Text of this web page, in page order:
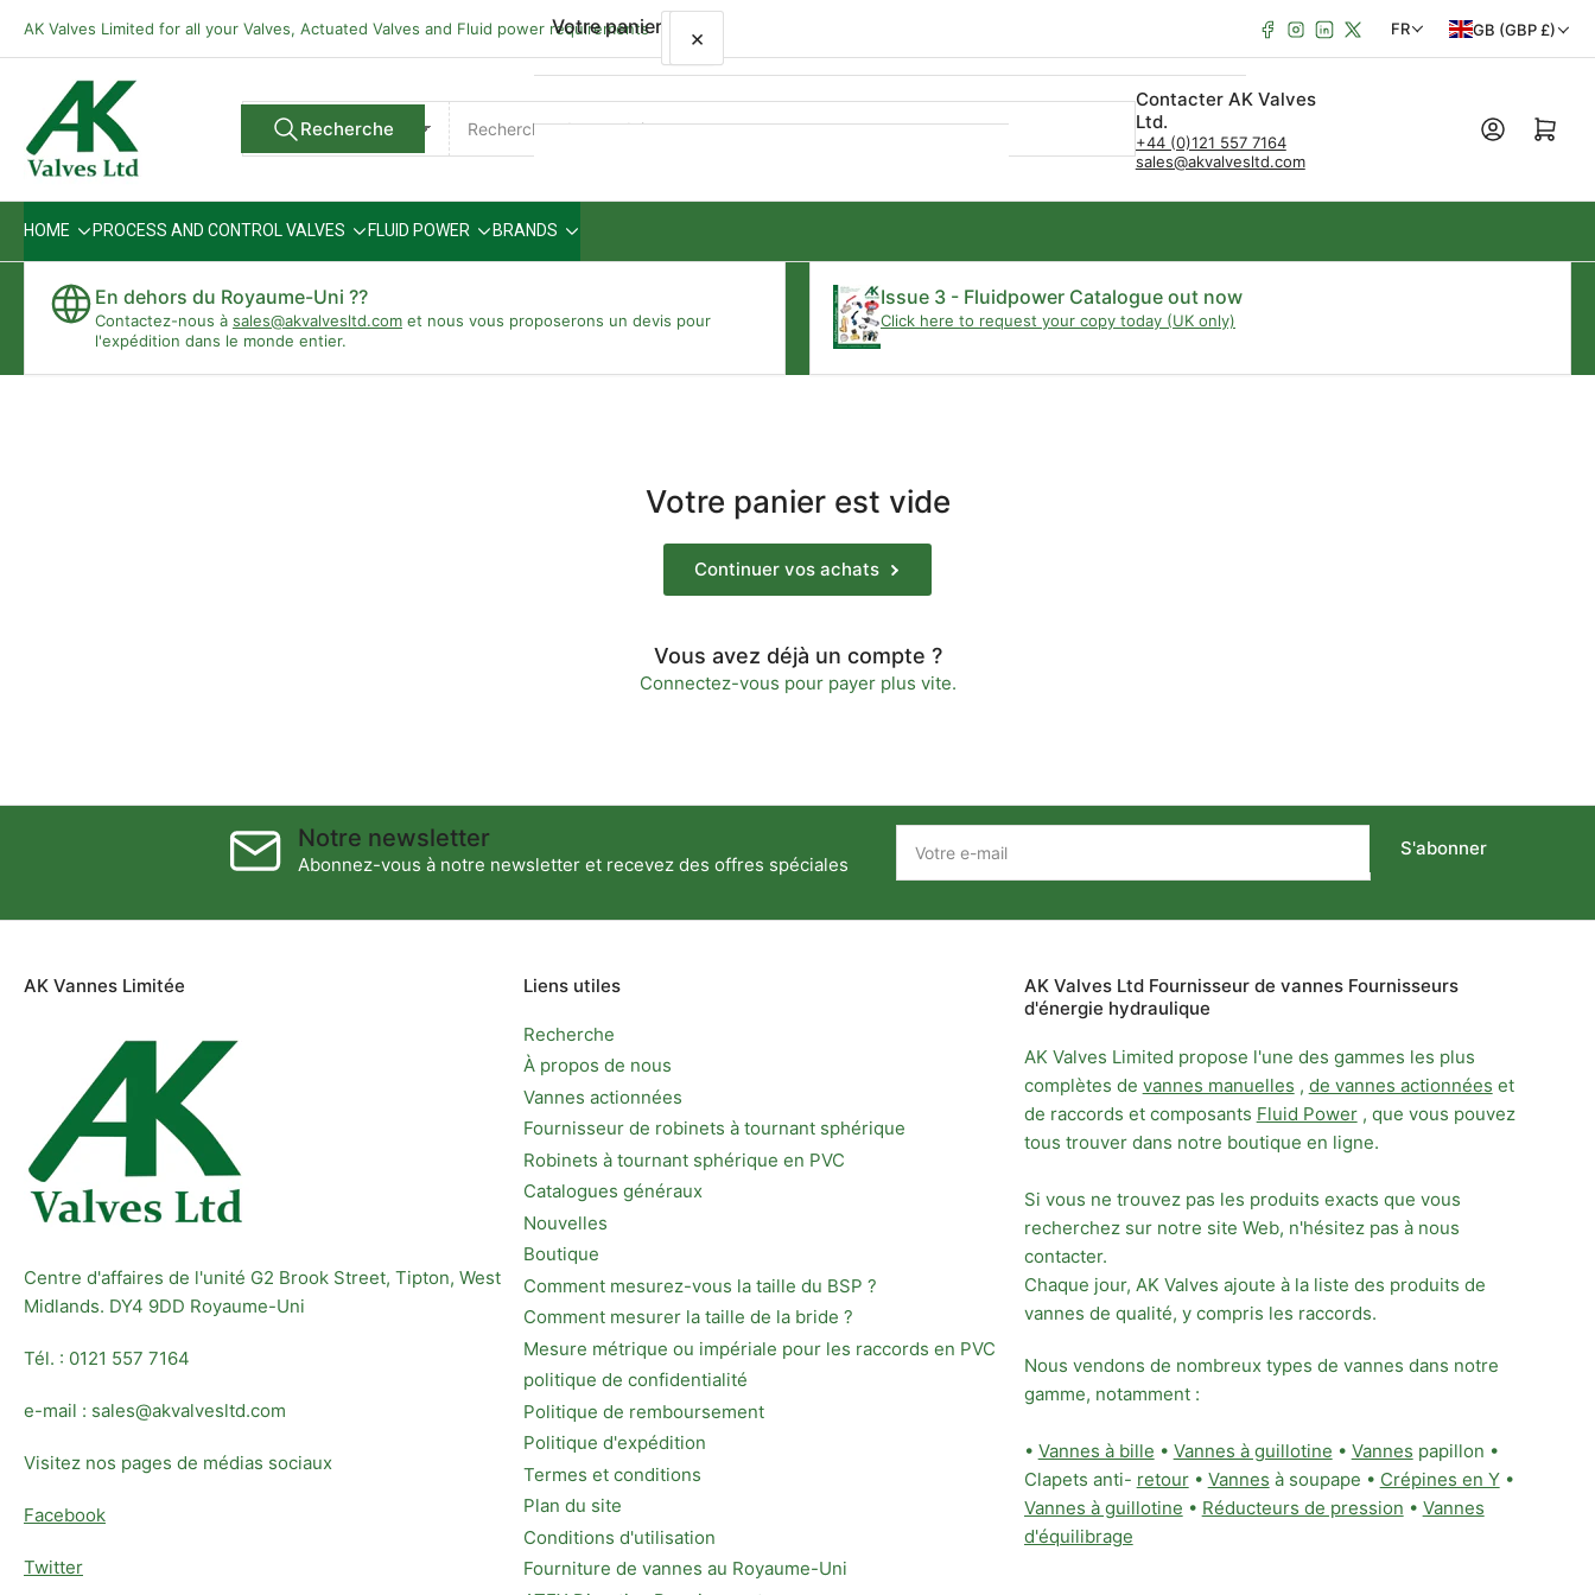
directement
contenu
AK Valves Limited for all your Valves, Actuated Valves and Fluid power requirements Facebook
Instagram
LinkedIn
X FR
é
o
GB (GBP £)
Tous les vendeurs
Rechercher
produits
Recherche
Contacter AK Valves
Ltd.
+44 (0)121 557 7164
sales@akvalvesltd.com
Ouvrir le
HOME PROCESS AND CONTROL VALVES FLUID POWER BRANDS
En dehors du Royaume-Uni ??
Contactez-nous à sales@akvalvesltd.com et nous vous proposerons un devis pour
l'expédition dans le monde entier.
Issue 3 - Fluidpower Catalogue out now
Click here to request your copy today (UK only)
Votre panier est vide
Continuer vos achats
Vous avez déjà un compte ?
Connectez-vous pour payer plus vite.
Notre newsletter
Abonnez-vous à notre newsletter et recevez des offres spéciales
mail
S'abonner
AK Vannes Limitée
Centre d'affaires de l'unité G2 Brook Street, Tipton, West
Midlands. DY4 9DD Royaume-Uni
Tél. : 0121 557 7164
e-mail : sales@akvalvesltd.com
Visitez nos pages de médias sociaux
Facebook
Twitter
Liens utiles
Recherche
À propos de nous
Vannes actionnées
Fournisseur de robinets à tournant sphérique
Robinets à tournant sphérique en PVC
Catalogues généraux
Nouvelles
Boutique
Comment mesurez-vous la taille du BSP ?
Comment mesurer la taille de la bride ?
Mesure métrique ou impériale pour les raccords en PVC
politique de confidentialité
Politique de remboursement
Politique d'expédition
Termes et conditions
Plan du site
Conditions d'utilisation
Fourniture de vannes au Royaume-Uni
AK Valves Ltd Fournisseur de vannes Fournisseurs
d'énergie hydraulique
AK Valves Limited propose l'une des gammes les plus
complètes de vannes manuelles , de vannes actionnées et
de raccords et composants Fluid Power, que vous pouvez
tous trouver dans notre boutique en ligne.
Si vous ne trouvez pas les produits exacts que vous
recherchez sur notre site Web, n'hésitez pas à nous
contacter.
Chaque jour, AK Valves ajoute à la liste des produits de
vannes de qualité, y compris les raccords.
Nous vendons de nombreux types de vannes dans notre
gamme, notamment :
• Vannes à bille • Vannes à guillotine • Vannes papillon •
Clapets anti- retour• Vannes à soupape • Crépines en Y•
Vannes à guillotine • Réducteurs de pression • Vannes
d'équilibrage
Votre panier ×
Aperçu
rapide
×